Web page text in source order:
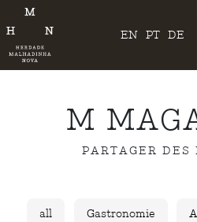
EN PT DE
M
PARTAGER DES
all Gastronomie